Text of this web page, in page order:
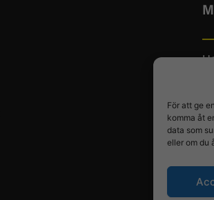
För att ge
komma åt
data som
eller om du